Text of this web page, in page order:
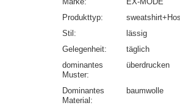
Produkttyp
Stil
lässig
Gelegenheit
täglich
dominantes
Muster
überdrucken
Dominantes
Material
baumwolle